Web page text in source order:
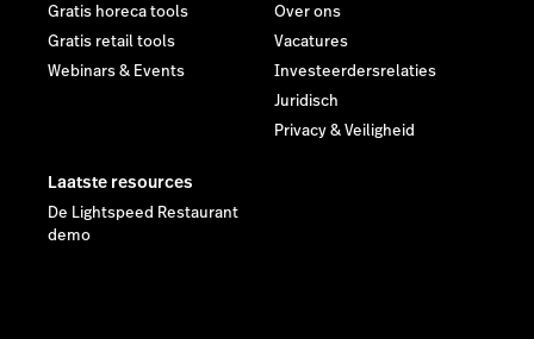
Gratis horeca tools
Gratis retail tools
Webinars & Events
Over ons
Vacatures
Investeerdersrelaties
Juridisch
Privacy & Veiligheid
Laatste resources
De Lightspeed Restaurant
demo